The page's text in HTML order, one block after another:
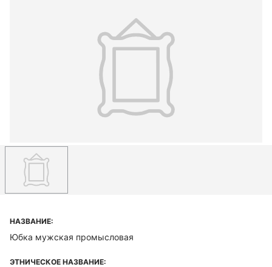
НАЗВАНИЕ:
Юбка мужская промысловая
ЭТНИЧЕСКОЕ НАЗВАНИЕ: